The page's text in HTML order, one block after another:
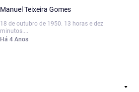
Manuel Teixeira Gomes
18 de outubro de 1950. 13 horas e dez
minutos....
Há 4 Anos